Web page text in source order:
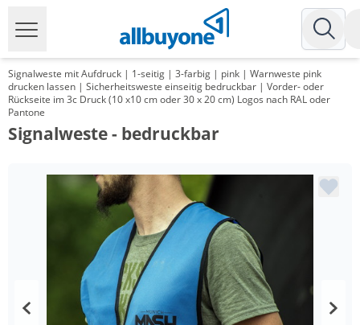
Signalweste mit Aufdruck | 1-seitig | 3-farbig | pink | Warnweste pink
drucken lassen | Sicherheitsweste einseitig bedruckbar | Vorder- oder
Rückseite im 3c Druck (10 x10 cm oder 30 x 20 cm) Logos nach RAL oder
Pantone
Signalweste - bedruckbar
Preis